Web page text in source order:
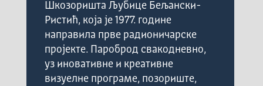
Шкозоришта Љубице Бељански-
Ристић, која је 1977. године
направила прве радионичарске
пројекте. Пароброд свакодневно,
уз иновативне и креативне
визуелне програме, позориште,